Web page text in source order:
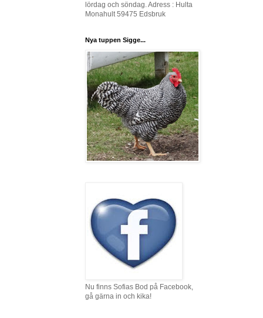
lördag och söndag. Adress : Hulta
Monahult 59475 Edsbruk
Nya tuppen Sigge...
Nu finns Sofias Bod på Facebook,
gå gärna in och kika!